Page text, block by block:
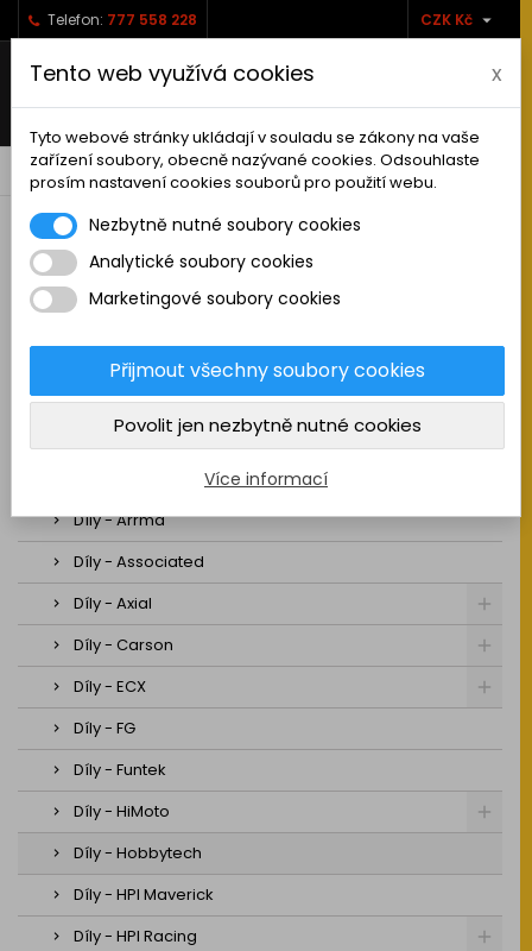
Telefon: 777 558 228 CZK Kč 
   shopping_cart0
RC AUTA
Sestavená auta elektro
Stavebnice aut elektro
Auta na spalovací motor
Náhradní díly
Díly - Arrma
Díly - Associated
Díly - Axial
Díly - Carson
Díly - ECX
Díly - FG
Díly - Funtek
Díly - HiMoto
Díly - Hobbytech
Díly - HPI Maverick
Díly - HPI Racing
Tento web využívá cookies x
Tyto webové stránky ukládají v souladu se zákony na vaše
zařízení soubory, obecně nazývané cookies. Odsouhlaste
prosím nastavení cookies souborů pro použití webu.
Nezbytně nutné soubory cookies
Analytické soubory cookies
Marketingové soubory cookies
Přijmout všechny soubory cookies
Povolit jen nezbytně nutné cookies
Více informací